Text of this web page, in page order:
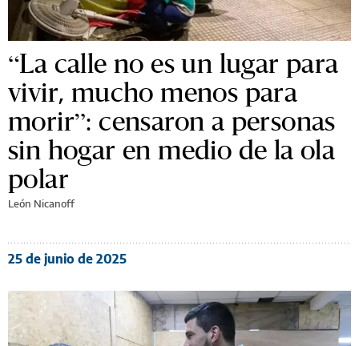
“La calle no es un lugar para
vivir, mucho menos para
morir”: censaron a personas
sin hogar en medio de la ola
polar
León Nicanoff
25 de junio de 2025